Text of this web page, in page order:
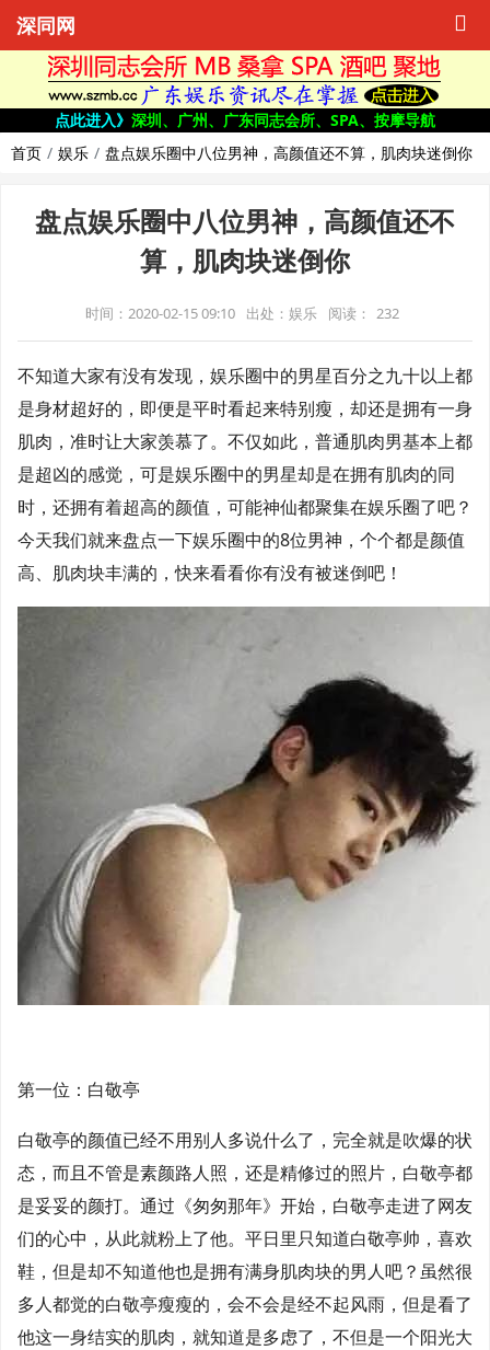
深同网
点此进入》 深圳、广州、广东同志会所、SPA、按摩导航
首页
娱乐 盘点娱乐圈中八位男神，高颜值还不算，肌肉块迷倒你
盘点娱乐圈中八位男神，高颜值还不
算，肌肉块迷倒你
时间：2020-02-15 09:10 出处：娱乐 阅读： 232
不知道大家有没有发现，娱乐圈中的男星百分之九十以上都
是身材超好的，即便是平时看起来特别瘦，却还是拥有一身
肌肉，准时让大家羡慕了。不仅如此，普通肌肉男基本上都
是超凶的感觉，可是娱乐圈中的男星却是在拥有肌肉的同
时，还拥有着超高的颜值，可能神仙都聚集在娱乐圈了吧？
今天我们就来盘点一下娱乐圈中的8位男神，个个都是颜值
高、肌肉块丰满的，快来看看你有没有被迷倒吧！
第一位：白敬亭
白敬亭的颜值已经不用别人多说什么了，完全就是吹爆的状
态，而且不管是素颜路人照，还是精修过的照片，白敬亭都
是妥妥的颜打。通过《匆匆那年》开始，白敬亭走进了网友
们的心中，从此就粉上了他。平日里只知道白敬亭帅，喜欢
鞋，但是却不知道他也是拥有满身肌肉块的男人吧？虽然很
多人都觉的白敬亭瘦瘦的，会不会是经不起风雨，但是看了
他这一身结实的肌肉，就知道是多虑了，不但是一个阳光大